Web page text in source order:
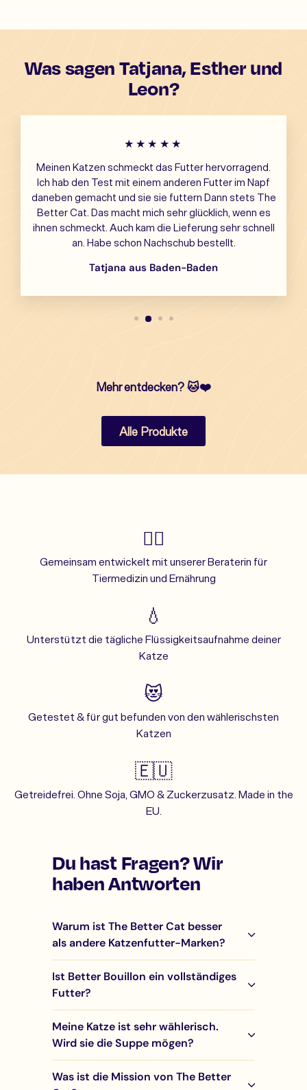
Was sagen Tatjana, Esther und
Leon?
★★★★★
Meinen Katzen schmeckt das Futter hervorragend.
Ich hab den Test mit einem anderen Futter im Napf
daneben gemacht und sie sie futtern Dann stets The
Better Cat. Das macht mich sehr glücklich, wenn es
ihnen schmeckt. Auch kam die Lieferung sehr schnell
an. Habe schon Nachschub bestellt.
Tatjana aus Baden-Baden
Mehr entdecken? 🐱❤️
Alle Produkte
👩‍⚕️
Gemeinsam entwickelt mit unserer Beraterin für
Tiermedizin und Ernährung
💧
Unterstützt die tägliche Flüssigkeitsaufnahme deiner
Katze
😻
Getestet & für gut befunden von den wählerischsten
Katzen
🇪🇺
Getreidefrei. Ohne Soja, GMO & Zuckerzusatz. Made in the
EU.
Du hast Fragen? Wir
haben Antworten
Warum ist The Better Cat besser
als andere Katzenfutter-Marken?
Ist Better Bouillon ein vollständiges
Futter?
Meine Katze ist sehr wählerisch.
Wird sie die Suppe mögen?
Was ist die Mission von The Better